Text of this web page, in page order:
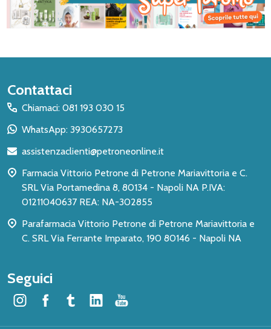
Inizio
del
piè
pagina
Contattaci
Chiamaci: 081 193 030 15
WhatsApp: 3930657273
assistenzaclienti@petroneonline.it
Farmacia Vittorio Petrone di Petrone Mariavittoria e C.
SRL Via Portamedina 8, 80134 - Napoli NA P.IVA:
01211040637 REA: NA-302855
Parafarmacia Vittorio Petrone di Petrone Mariavittoria e
C. SRL Via Ferrante Imparato, 190 80146 - Napoli NA
Seguici